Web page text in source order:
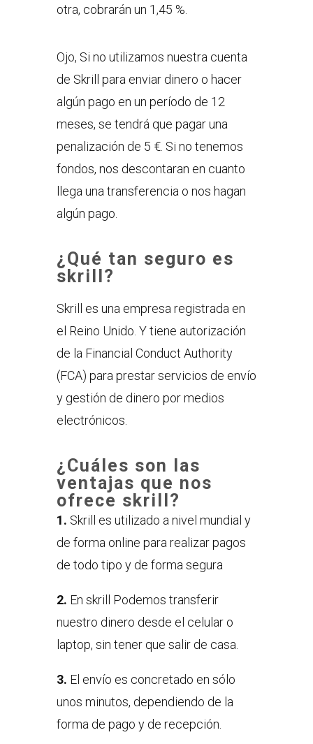
otra, cobrarán un 1,45 %.
Ojo, Si no utilizamos nuestra cuenta
de Skrill para enviar dinero o hacer
algún pago en un período de 12
meses, se tendrá que pagar una
penalización de 5 €. Si no tenemos
fondos, nos descontaran en cuanto
llega una transferencia o nos hagan
algún pago.
¿Qué tan seguro es
skrill?
Skrill es una empresa registrada en
el Reino Unido. Y tiene autorización
de la Financial Conduct Authority
(FCA) para prestar servicios de envío
y gestión de dinero por medios
electrónicos.
¿Cuáles son las
ventajas que nos
ofrece skrill?
1. Skrill es utilizado a nivel mundial y
de forma online para realizar pagos
de todo tipo y de forma segura
2. En skrill Podemos transferir
nuestro dinero desde el celular o
laptop, sin tener que salir de casa.
3. El envío es concretado en sólo
unos minutos, dependiendo de la
forma de pago y de recepción.